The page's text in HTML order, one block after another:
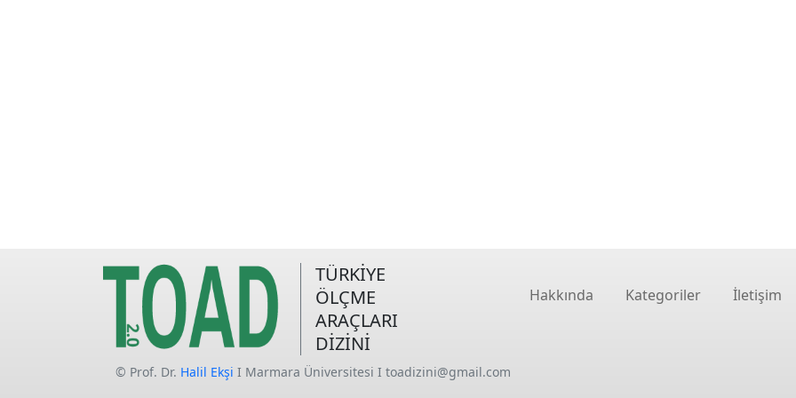
TÜRKİYE
ÖLÇME
ARAÇLARI
DİZİNİ
Hakkında Kategoriler İletişim
© Prof. Dr. Halil Ekşi I Marmara Üniversitesi I toadizini@gmail.com